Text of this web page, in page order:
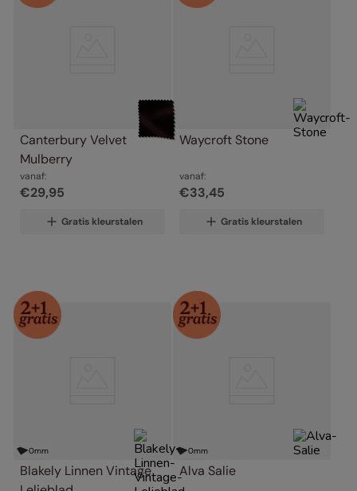
Canterbury Velvet
Mulberry
vanaf:
€29,95
Gratis kleurstalen
Waycroft Stone
vanaf:
€33,45
Gratis kleurstalen
0mm
Blakely Linnen Vintage
0mm
Alva Salie